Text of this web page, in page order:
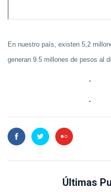
En nuestro país, existen 5,2
generan 9.5 millones de pesos al
Últimas